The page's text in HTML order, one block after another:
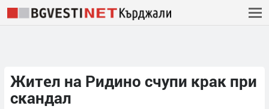
Жител на Ридино счупи крак при
скандал